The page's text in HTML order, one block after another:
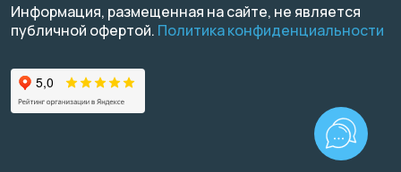
Информация, размещенная на сайте, не является
публичной офертой. Политика конфиденциальности